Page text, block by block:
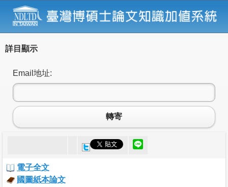
詳目顯示
Email地址:
轉寄
電子全文
國圖紙本論文